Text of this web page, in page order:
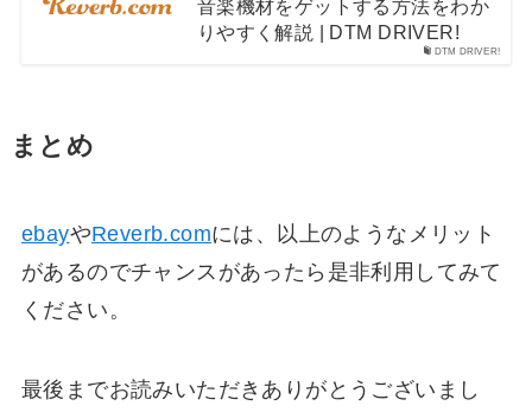
DTM DRIVER!
音楽機材をゲットする方法をわか
りやすく解説 | DTM DRIVER!
まとめ
ebayやReverb.comには、以上のようなメリット
があるのでチャンスがあったら是非利用してみて
ください。
最後までお読みいただきありがとうございまし